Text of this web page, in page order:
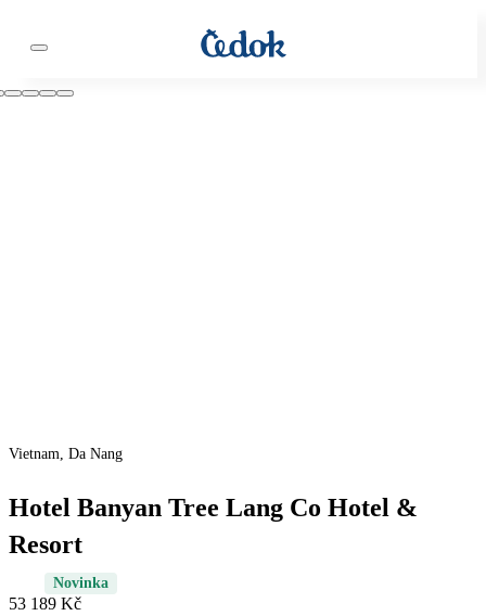
Vietnam, Da Nang
Hotel Banyan Tree Lang Co Hotel &
Resort
Novinka
53 189 Kč